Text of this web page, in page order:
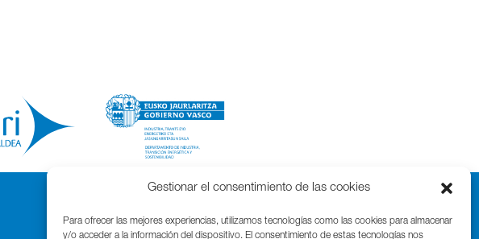
Gestionar el consentimiento de las cookies
Para ofrecer las mejores experiencias, utilizamos tecnologías como las cookies para almacenar
y/o acceder a la información del dispositivo. El consentimiento de estas tecnologías nos